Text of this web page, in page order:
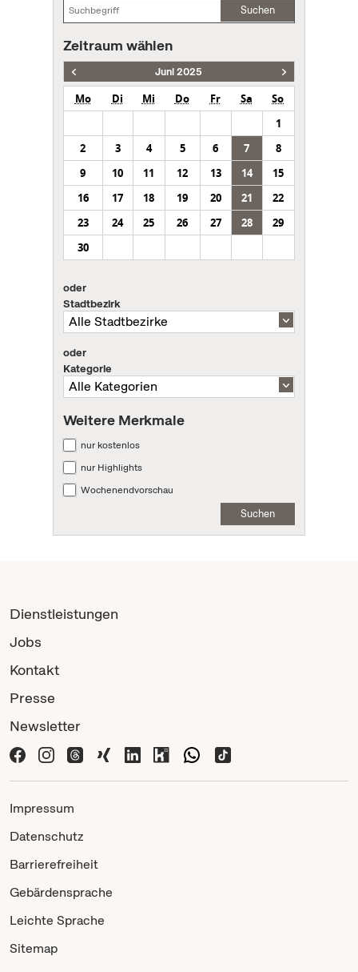
Suchen
Zeitraum wählen
Juni 2025
Mo Di Mi Do Fr Sa
So
1
2
3 4 5 6 7
8
9
10 11 12 13 14
15
16
17 18 19 20 21
22
23
24 25 26 27 28
29
30
oder
Stadtbezirk
oder
Kategorie
Weitere Merkmale
nur kostenlos
nur Highlights
Wochenendvorschau
Suchen
Dienstleistungen
Jobs
Kontakt
Presse
Newsletter
Impressum
Datenschutz
Barrierefreiheit
Gebärdensprache
Leichte Sprache
Sitemap